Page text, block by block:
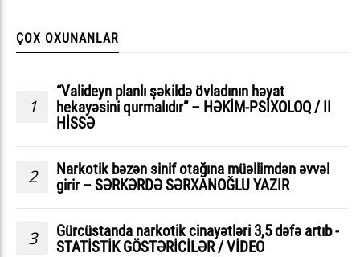
ÇOX OXUNANLAR
1
“Valideyn planlı şəkildə övladının həyat
hekayəsini qurmalıdır” – HƏKİM-PSİXOLOQ / II
HİSSƏ
2
Narkotik bəzən sinif otağına müəllimdən əvvəl
girir – SƏRKƏRDƏ SƏRXANOĞLU YAZIR
3
Gürcüstanda narkotik cinayətləri 3,5 dəfə artıb -
STATİSTİK GÖSTƏRİCİLƏR / VİDEO